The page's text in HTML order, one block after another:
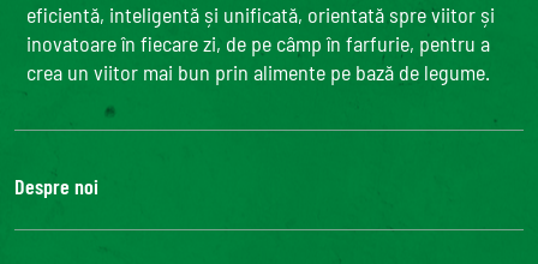
eficientă, inteligentă și unificată, orientată spre viitor și
inovatoare în fiecare zi, de pe câmp în farfurie, pentru a
crea un viitor mai bun prin alimente pe bază de legume.
Despre noi
Grupul Bonduelle